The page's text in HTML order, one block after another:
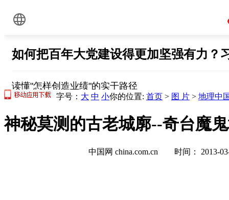
字号： 大 中 小你的位置: 首页 > 图 片 > 地理中
神秘莫测的古老城廓--奇台魔
中国网 china.com.cn 时间：